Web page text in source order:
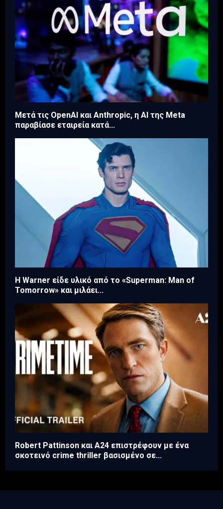
Μετά τις OpenAI και Anthropic, η AI της Meta
παραβίασε εταιρεία κατά...
Η Warner είδε υλικό από το «Superman: Man of
Tomorrow» και μιλάει...
Robert Pattinson και A24 επιστρέφουν με ένα
σκοτεινό crime thriller βασισμένο σε...